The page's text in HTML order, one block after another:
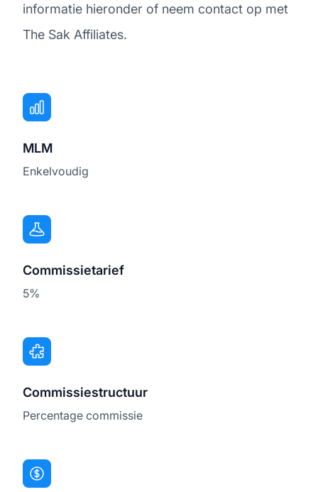
informatie hieronder of neem contact op met
The Sak Affiliates.
MLM
Enkelvoudig
Commissietarief
5%
Commissiestructuur
Percentage commissie